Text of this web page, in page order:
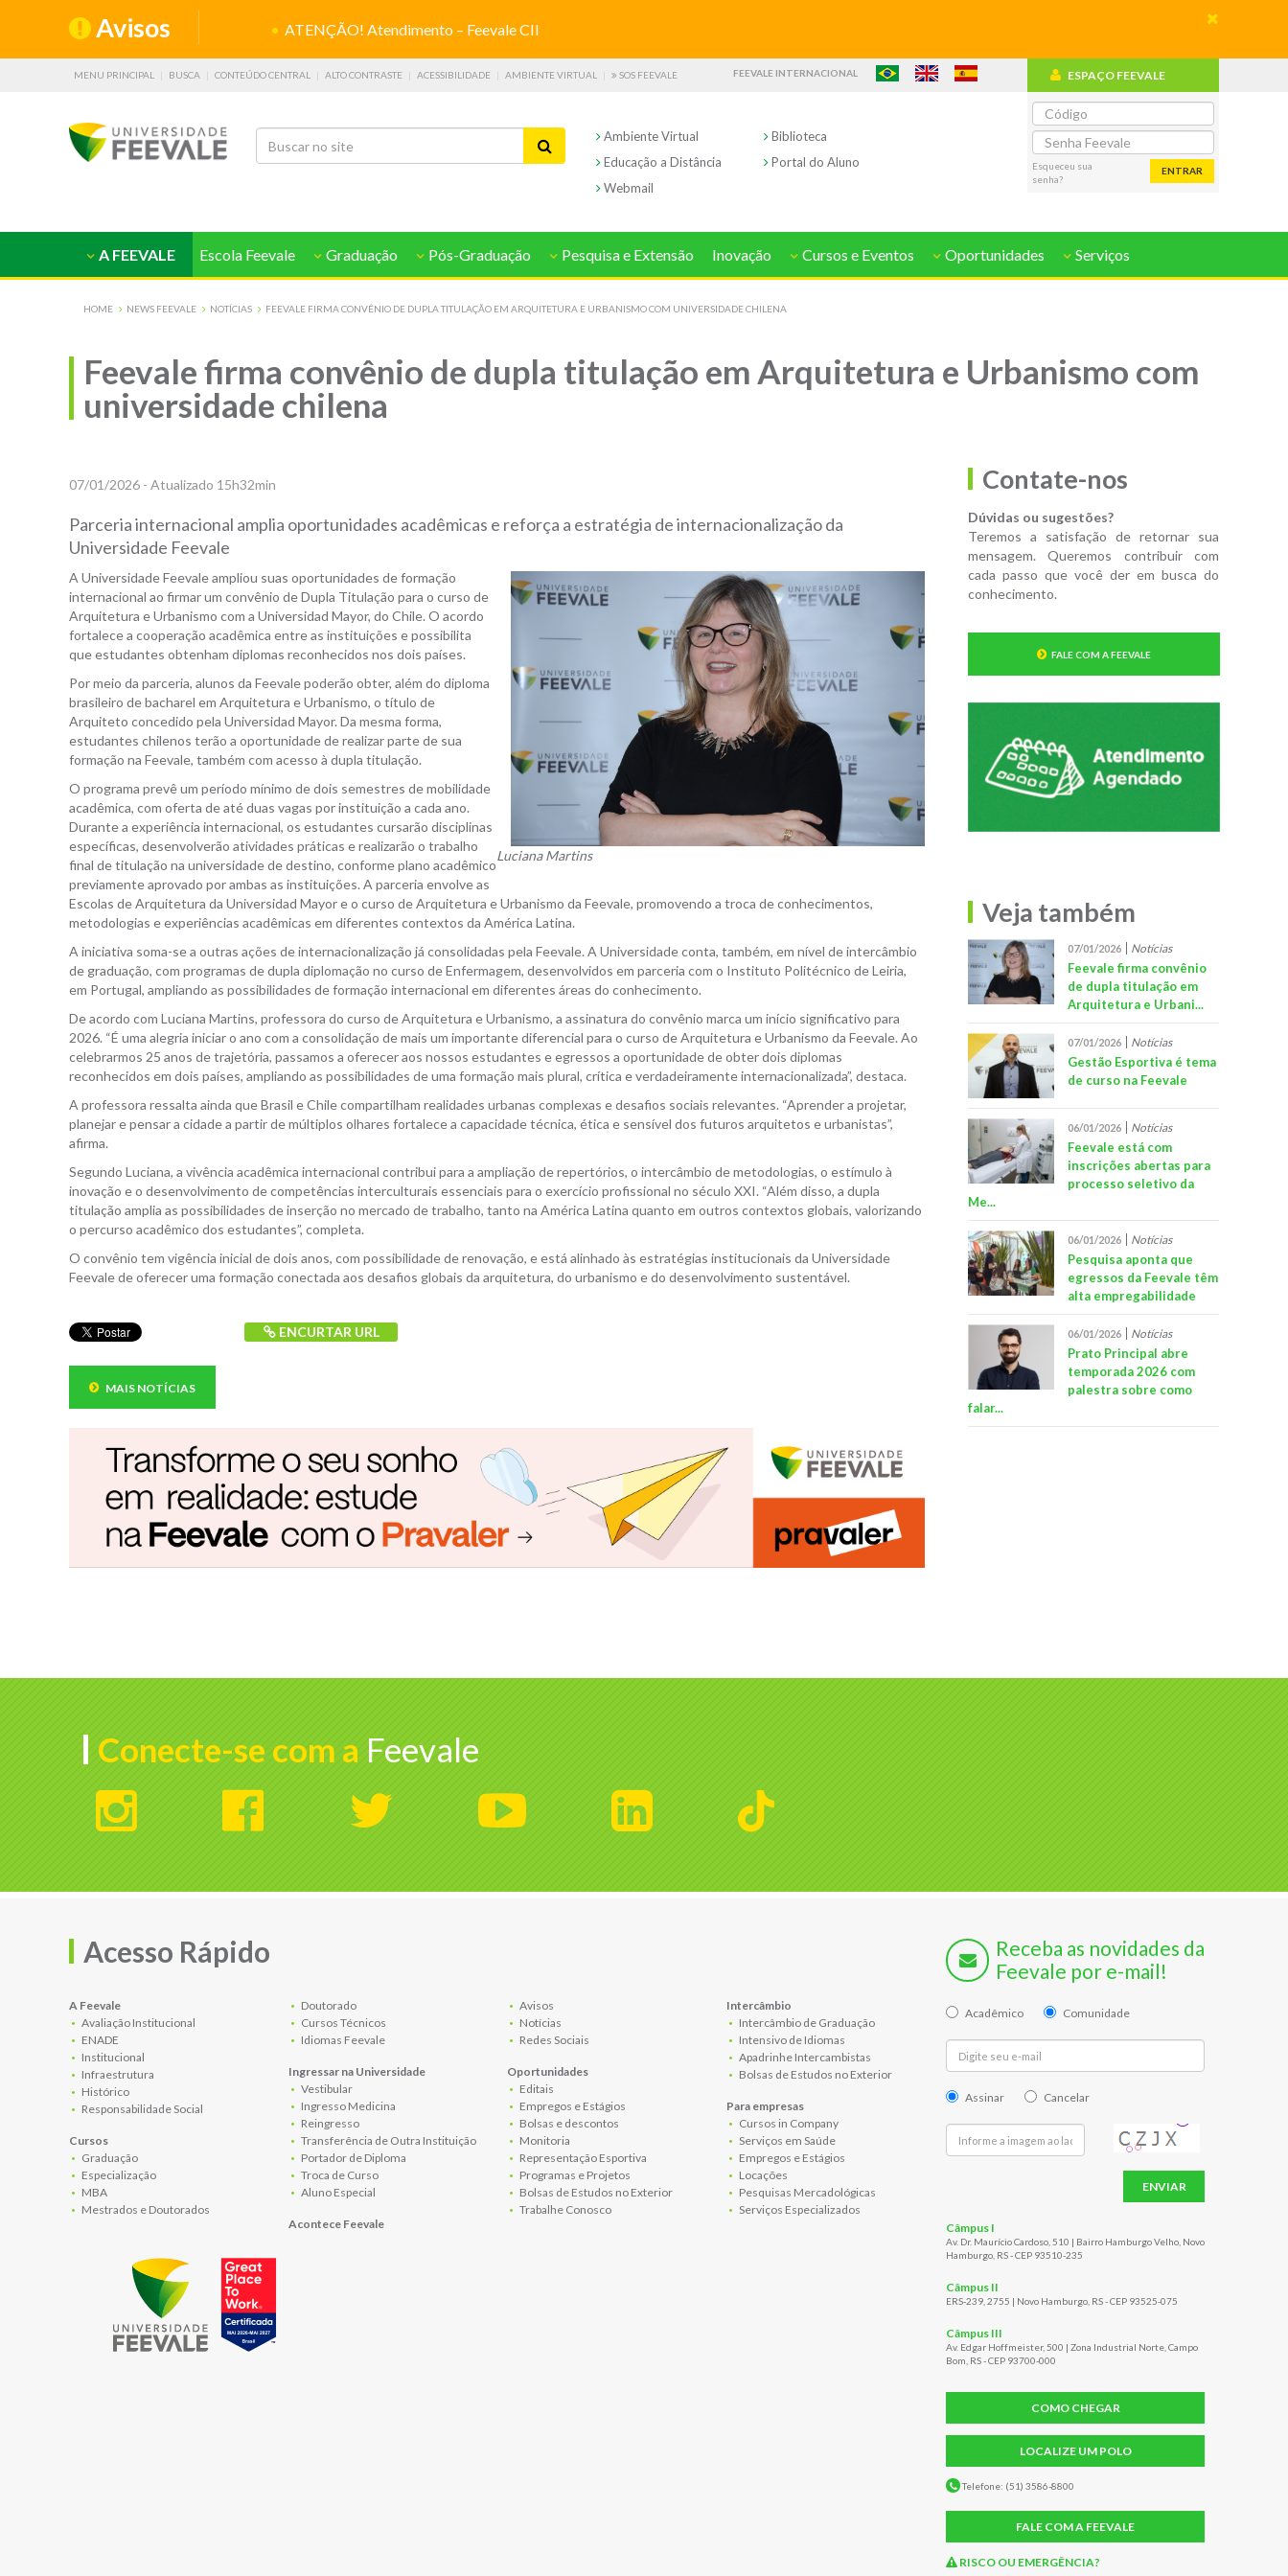
Avisos ATENÇÃO! Atendimento – Feevale CII
MENU PRINCIPAL BUSCA CONTEÚDO CENTRAL ALTO CONTRASTE ACESSIBILIDADE AMBIENTE VIRTUAL SOS FEEVALE FEEVALE INTERNACIONAL
Ambiente Virtual
Biblioteca
Educação a Distância
Portal do Aluno
Webmail
ESPAÇO FEEVALE
Esqueceu sua
senha?
ENTRAR
A FEEVALE Escola Feevale Graduação Pós-Graduação Pesquisa e Extensão Inovação Cursos e Eventos Oportunidades Serviços
HOME NEWS FEEVALE NOTÍCIAS FEEVALE FIRMA CONVÊNIO DE DUPLA TITULAÇÃO EM ARQUITETURA E URBANISMO COM UNIVERSIDADE CHILENA
Feevale firma convênio de dupla titulação em Arquitetura e Urbanismo com
universidade chilena
07/01/2026 - Atualizado 15h32min
Parceria internacional amplia oportunidades acadêmicas e reforça a estratégia de internacionalização da
Universidade Feevale
Luciana Martins
A Universidade Feevale ampliou suas oportunidades de formação
internacional ao firmar um convênio de Dupla Titulação para o curso de
Arquitetura e Urbanismo com a Universidad Mayor, do Chile. O acordo
fortalece a cooperação acadêmica entre as instituições e possibilita
que estudantes obtenham diplomas reconhecidos nos dois países.
Por meio da parceria, alunos da Feevale poderão obter, além do diploma
brasileiro de bacharel em Arquitetura e Urbanismo, o título de
Arquiteto concedido pela Universidad Mayor. Da mesma forma,
estudantes chilenos terão a oportunidade de realizar parte de sua
formação na Feevale, também com acesso à dupla titulação.
O programa prevê um período mínimo de dois semestres de mobilidade
acadêmica, com oferta de até duas vagas por instituição a cada ano.
Durante a experiência internacional, os estudantes cursarão disciplinas
específicas, desenvolverão atividades práticas e realizarão o trabalho
final de titulação na universidade de destino, conforme plano acadêmico
previamente aprovado por ambas as instituições. A parceria envolve as
Escolas de Arquitetura da Universidad Mayor e o curso de Arquitetura e Urbanismo da Feevale, promovendo a troca de conhecimentos,
metodologias e experiências acadêmicas em diferentes contextos da América Latina.
A iniciativa soma-se a outras ações de internacionalização já consolidadas pela Feevale. A Universidade conta, também, em nível de intercâmbio
de graduação, com programas de dupla diplomação no curso de Enfermagem, desenvolvidos em parceria com o Instituto Politécnico de Leiria,
em Portugal, ampliando as possibilidades de formação internacional em diferentes áreas do conhecimento.
De acordo com Luciana Martins, professora do curso de Arquitetura e Urbanismo, a assinatura do convênio marca um início significativo para
2026. “É uma alegria iniciar o ano com a consolidação de mais um importante diferencial para o curso de Arquitetura e Urbanismo da Feevale. Ao
celebrarmos 25 anos de trajetória, passamos a oferecer aos nossos estudantes e egressos a oportunidade de obter dois diplomas
reconhecidos em dois países, ampliando as possibilidades de uma formação mais plural, crítica e verdadeiramente internacionalizada”, destaca.
A professora ressalta ainda que Brasil e Chile compartilham realidades urbanas complexas e desafios sociais relevantes. “Aprender a projetar,
planejar e pensar a cidade a partir de múltiplos olhares fortalece a capacidade técnica, ética e sensível dos futuros arquitetos e urbanistas”,
afirma.
Segundo Luciana, a vivência acadêmica internacional contribui para a ampliação de repertórios, o intercâmbio de metodologias, o estímulo à
inovação e o desenvolvimento de competências interculturais essenciais para o exercício profissional no século XXI. “Além disso, a dupla
titulação amplia as possibilidades de inserção no mercado de trabalho, tanto na América Latina quanto em outros contextos globais, valorizando
o percurso acadêmico dos estudantes”, completa.
O convênio tem vigência inicial de dois anos, com possibilidade de renovação, e está alinhado às estratégias institucionais da Universidade
Feevale de oferecer uma formação conectada aos desafios globais da arquitetura, do urbanismo e do desenvolvimento sustentável.
ENCURTAR URL
MAIS NOTÍCIAS
Contate-nos
Dúvidas ou sugestões?
Teremos a satisfação de retornar sua
mensagem. Queremos contribuir com
cada passo que você der em busca do
conhecimento.
FALE COM A FEEVALE
Veja também
07/01/2026 Notícias
Feevale firma convênio
de dupla titulação em
Arquitetura e Urbani...
07/01/2026 Notícias
Gestão Esportiva é tema
de curso na Feevale
06/01/2026 Notícias
Feevale está com
inscrições abertas para
processo seletivo da
Me...
06/01/2026 Notícias
Pesquisa aponta que
egressos da Feevale têm
alta empregabilidade
06/01/2026 Notícias
Prato Principal abre
temporada 2026 com
palestra sobre como
falar...
Conecte-se com a Feevale
Acesso Rápido
A Feevale
Avaliação Institucional
ENADE
Institucional
Infraestrutura
Histórico
Responsabilidade Social
Cursos
Graduação
Especialização
MBA
Mestrados e Doutorados
Doutorado
Cursos Técnicos
Idiomas Feevale
Ingressar na Universidade
Vestibular
Ingresso Medicina
Reingresso
Transferência de Outra Instituição
Portador de Diploma
Troca de Curso
Aluno Especial
Acontece Feevale
Avisos
Notícias
Redes Sociais
Oportunidades
Editais
Empregos e Estágios
Bolsas e descontos
Monitoria
Representação Esportiva
Programas e Projetos
Bolsas de Estudos no Exterior
Trabalhe Conosco
Intercâmbio
Intercâmbio de Graduação
Intensivo de Idiomas
Apadrinhe Intercambistas
Bolsas de Estudos no Exterior
Para empresas
Cursos in Company
Serviços em Saúde
Empregos e Estágios
Locações
Pesquisas Mercadológicas
Serviços Especializados
Receba as novidades da
Feevale por e-mail!
Acadêmico Comunidade
Assinar Cancelar
ENVIAR
Câmpus I
Av. Dr. Maurício Cardoso, 510 | Bairro Hamburgo Velho, Novo
Hamburgo, RS - CEP 93510-235
Câmpus II
ERS-239, 2755 | Novo Hamburgo, RS - CEP 93525-075
Câmpus III
Av. Edgar Hoffmeister, 500 | Zona Industrial Norte, Campo
Bom, RS - CEP 93700-000
COMO CHEGAR
LOCALIZE UM POLO
Telefone: (51) 3586-8800
FALE COM A FEEVALE
RISCO OU EMERGÊNCIA?